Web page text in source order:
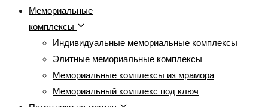
Мемориальные
комплексы
Индивидуальные мемориальные комплексы
Элитные мемориальные комплексы
Мемориальные комплексы из мрамора
Мемориальный комплекс под ключ